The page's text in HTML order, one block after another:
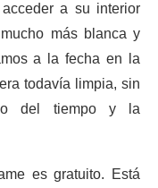
a su interior
más blanca y
a la fecha en la
todavía limpia, sin
del tiempo y la
es gratuito. Está